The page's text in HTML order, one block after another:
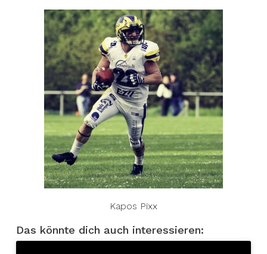
Kapos Pixx
Das könnte dich auch interessieren: